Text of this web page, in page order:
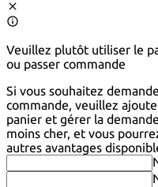
Veuillez plutôt utiliser le
ou passer commande
Si vous souhaitez
commande, veuillez
panier et gérer la
moins cher, et vous
autres avantages